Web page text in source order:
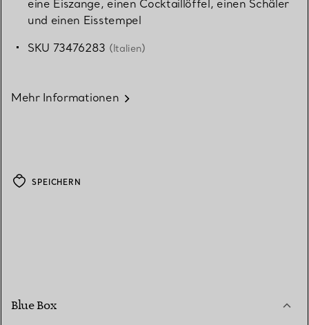
eine Eiszange, einen Cocktaillöffel, einen Schäler
und einen Eisstempel
SKU 73476283 (Italien)
Mehr Informationen
SPEICHERN
Blue Box